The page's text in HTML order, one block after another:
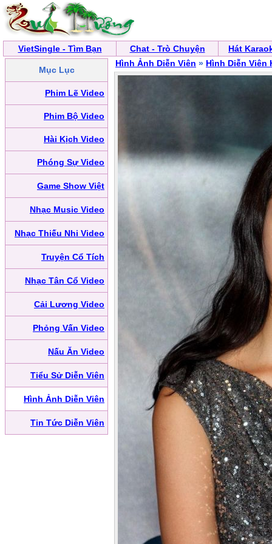
VietSingle - Tìm Bạn Chat - Trò Chuyện Hát
Mục Lục
Phim Lẽ Video
Phim Bộ Video
Hài Kịch Video
Phóng Sự Video
Game Show Việt
Nhạc Music Video
Nhạc Thiếu Nhi Video
Truyện Cổ Tích
Nhạc Tân Cổ Video
Cải Lương Video
Phỏng Vấn Video
Nấu Ăn Video
Tiểu Sử Diễn Viên
Hình Ảnh Diễn Viên
Tin Tức Diễn Viên
Hình Ảnh Diễn Viên » Hình Diễn Viên